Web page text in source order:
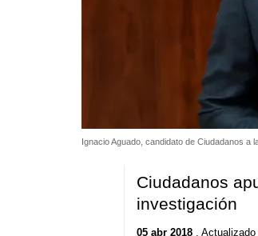
Ignacio Aguado, candidato de Ciudadanos a
Ciudadanos
investigación
05 abr 2018. Actualizado